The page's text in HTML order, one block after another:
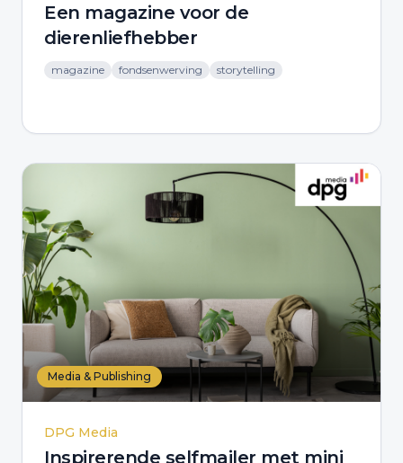
Een magazine voor de
dierenliefhebber
magazine fondsenwerving storytelling
Media & Publishing
DPG Media
Inspirerende selfmailer met mini